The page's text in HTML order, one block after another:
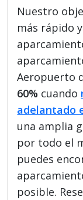
Nuestro
más rápido
Aeropuerto
60% cuando
adelantado
una amplia
por todo el
puedes
posible.